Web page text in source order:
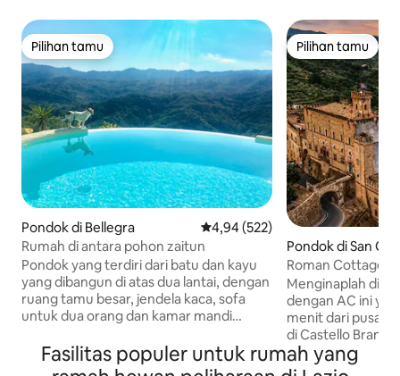
Pilihan tamu
Pilihan tamu
Pondok di Bellegra Nilai rata-rata 4,94 dari 5, 522
4,94 (522)
Rumah di antara pohon zaitun
Pondok yang terdiri dari batu dan kayu
yang dibangun di atas dua lantai, dengan
ruang tamu besar, jendela kaca, sofa
untuk dua orang dan kamar mandi
kamar tidur double. Di luar ruangan,
terdapat taman besar dengan teras
Pilihan tamu
Pilihan tamu
Pondok di San
assola
Roman Cottage
Nyaman di Desa
Menginaplah di
dengan AC ini
menit dari pusat kota
di Castello
yang terbesar
tembok kastel ☁️🏰 Dengan
Fasilitas populer untuk rumah yang